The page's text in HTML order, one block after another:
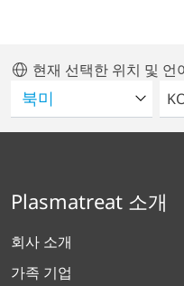
현재 선택한 위치 및 언
Plasmatreat 소개
회사 소개
가족 기업